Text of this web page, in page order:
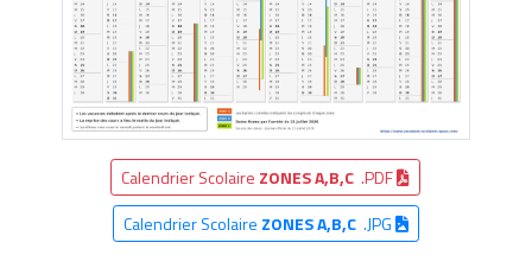
Calendrier Scolaire ZONES A,B,C .PDF
Calendrier Scolaire ZONES A,B,C.JPG